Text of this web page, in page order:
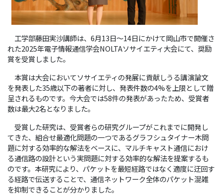
工学部藤田実沙講師は、6月13日～14日にかけて岡山市で開催さ
れた2025年電子情報通信学会NOLTAソサイエティ大会にて、奨励
賞を受賞しました。
本賞は大会においてソサイエティの発展に貢献しうる講演論文
を発表した35歳以下の著者に対し、発表件数の4%を上限として贈
呈されるものです。今大会では58件の発表があったため、受賞者
数は最大2名となりました。
受賞した研究は、受賞者らの研究グループがこれまでに開発し
てきた、組合せ最適化問題の一つであるグラフシュタイナー木問
題に対する効率的な解法をベースに、マルチキャスト通信におけ
る通信路の設計という実問題に対する効率的な解法を提案するも
のです。本研究により、パケットを最短経路ではなく適度に迂回す
る経路で伝送することで、通信ネットワーク全体のパケット混雑
を抑制できることが分かりました。